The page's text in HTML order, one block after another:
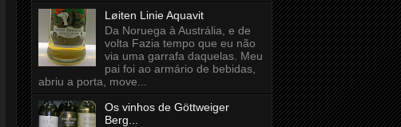
Løiten Linie Aquavit
Da Noruega à Austrália, e de
volta Fazia tempo que eu não
via uma garrafa daquelas. Meu
pai foi ao armário de bebidas,
abriu a porta, move...
Os vinhos de Göttweiger
Berg...